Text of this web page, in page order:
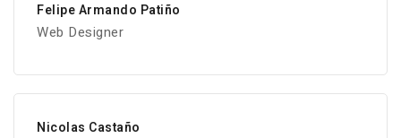
Felipe Armando Patiño
Web Designer
Nicolas Castaño